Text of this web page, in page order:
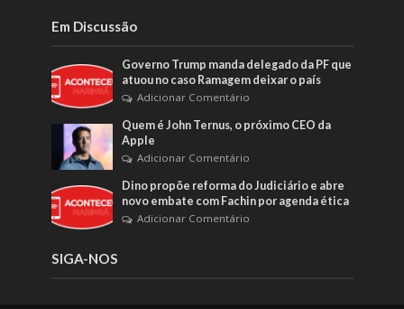
Em Discussão
Governo Trump manda delegado da PF que
atuou no caso Ramagem deixar o país
Adicionar Comentário
Quem é John Ternus, o próximo CEO da
Apple
Adicionar Comentário
Dino propõe reforma do Judiciário e abre
novo embate com Fachin por agenda ética
Adicionar Comentário
SIGA-NOS